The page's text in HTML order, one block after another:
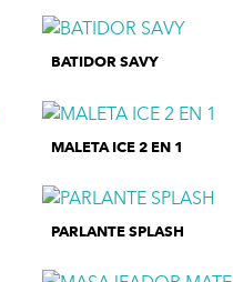
BATIDOR SAVY
MALETA ICE 2 EN 1
PARLANTE SPLASH